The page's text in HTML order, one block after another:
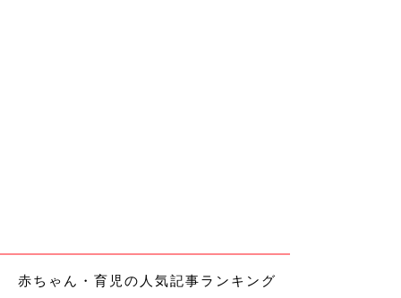
赤ちゃん・育児の人気記事ランキング